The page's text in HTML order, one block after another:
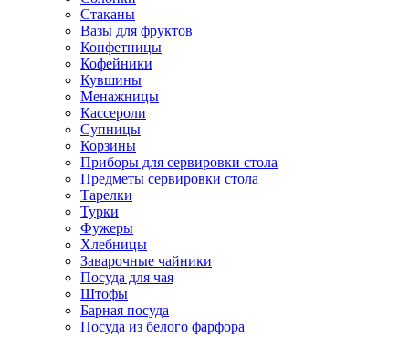
Стаканы
Вазы для фруктов
Конфетницы
Кофейники
Кувшины
Менажницы
Кассероли
Супницы
Корзины
Приборы для сервировки стола
Предметы сервировки стола
Тарелки
Турки
Фужеры
Хлебницы
Заварочные чайники
Посуда для чая
Штофы
Барная посуда
Посуда из белого фарфора